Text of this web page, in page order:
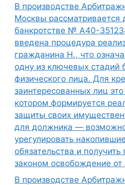
В производстве
Москвы рассматривается
банкротстве № А40-
введена процедура
гражданина Н., что
одну из ключевых стадий
физического лица. Для
заинтересованных лиц
котором формируется
защиты своих
для должника —
урегулировать
обязательства и
законом освобождение от
В производстве